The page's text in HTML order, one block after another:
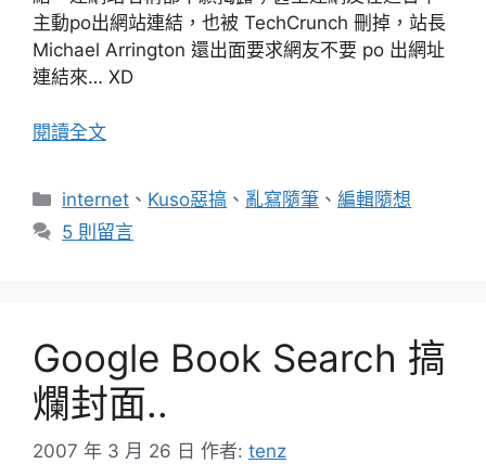
主動po出網站連結，也被 TechCrunch 刪掉，站長
Michael Arrington 還出面要求網友不要 po 出網址
連結來… XD
閱讀全文
分
類
internet 、 Kuso惡搞 、 亂寫隨筆 、編輯隨想
5 則留言
Google Book Search 搞
爛封面..
2007 年 3 月 26 日 作者: tenz